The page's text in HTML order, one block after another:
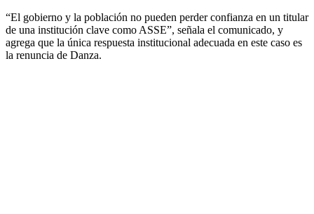
“El gobierno y la población no pueden perder confianza en un titular
de una institución clave como ASSE”, señala el comunicado, y
agrega que la única respuesta institucional adecuada en este caso es
la renuncia de Danza.